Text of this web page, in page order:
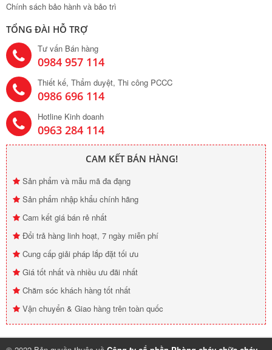
Chính sách bảo hành và bảo trì
TỔNG ĐÀI HỖ TRỢ
Tư vấn Bán hàng
0984 957 114
Thiết kế, Thẩm duyệt, Thi công PCCC
0986 696 114
Hotline Kinh doanh
0963 284 114
CAM KẾT BÁN HÀNG!
Sản phẩm và mẫu mã đa đạng
Sản phẩm nhập khẩu chính hãng
Cam kết giá bán rẻ nhất
Đổi trả hàng linh hoạt, 7 ngày miễn phí
Cung cấp giải pháp lắp đặt tối ưu
Giá tốt nhất và nhiều ưu đãi nhất
Chăm sóc khách hàng tốt nhất
Vận chuyển & Giao hàng trên toàn quốc